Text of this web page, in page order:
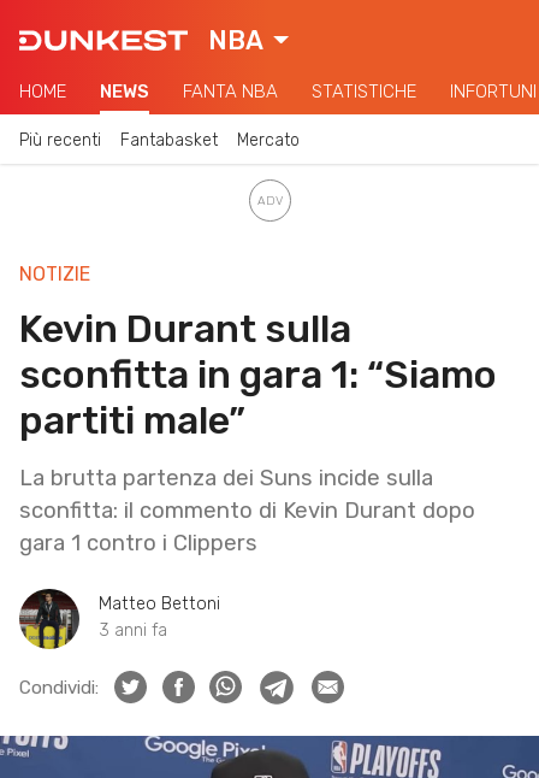
NBA
HOME NEWS FANTA NBA STATISTICHE INFORTUNI
Più recenti Fantabasket Mercato
NOTIZIE
Kevin Durant sulla
sconfitta in gara 1: “Siamo
partiti male”
La brutta partenza dei Suns incide sulla
sconfitta: il commento di Kevin Durant dopo
gara 1 contro i Clippers
Matteo Bettoni
3 anni fa
Condividi: